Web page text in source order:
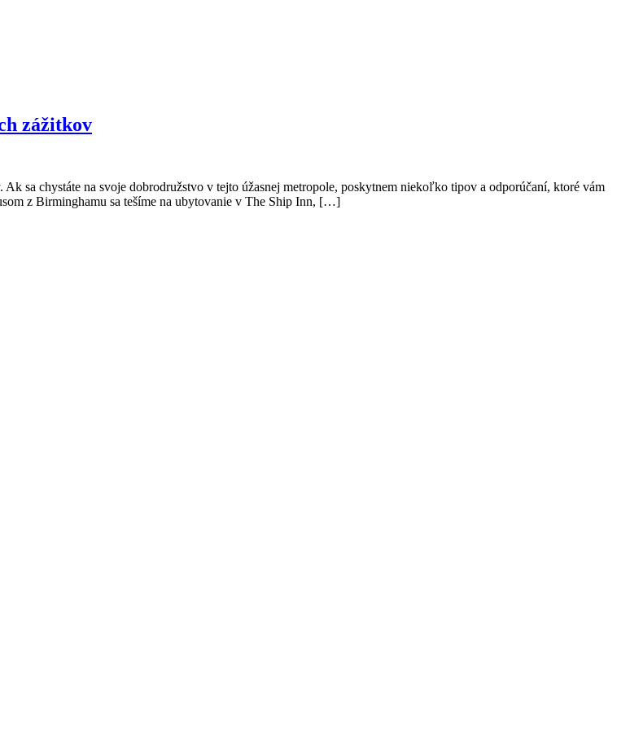
zážitkov
sa chystáte na svoje dobrodružstvo v tejto úžasnej metropole, poskytnem niekoľko tipov a odporúčaní, ktoré vám
z Birminghamu sa tešíme na ubytovanie v The Ship Inn, […]